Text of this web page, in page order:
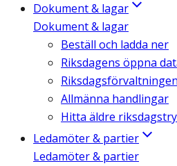
Dokument & lagar
Dokument & lagar
Beställ och ladda ner
Riksdagens öppna
Allmänna handlingar
Hitta äldre
Ledamöter & partier
Ledamöter & partier